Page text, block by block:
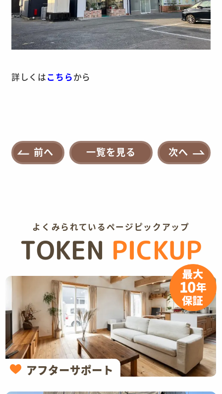
詳しくはこちらから
前へ 一覧を見る 次へ
よくみられているページピックアップ
TOKEN PICKUP
アフターサポート